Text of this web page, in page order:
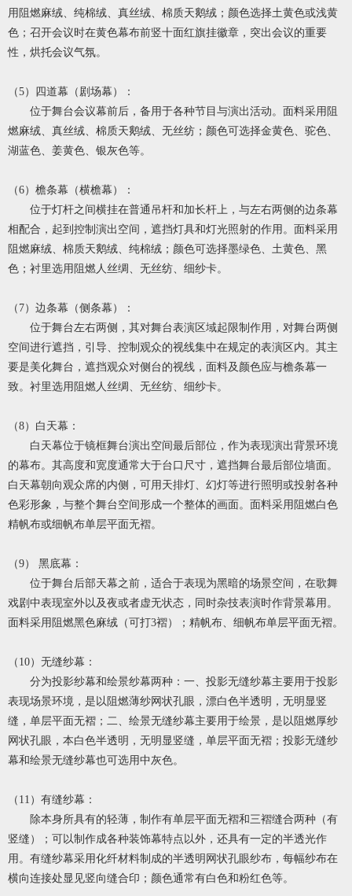
用阻燃麻绒、纯棉绒、真丝绒、棉质天鹅绒；颜色选择土黄色或浅黄
色；召开会议时在黄色幕布前竖十面红旗挂徽章，突出会议的重要
性，烘托会议气氛。
（5）四道幕（剧场幕）：
位于舞台会议幕前后，备用于各种节目与演出活动。面料采用阻
燃麻绒、真丝绒、棉质天鹅绒、无丝纺；颜色可选择金黄色、驼色、
湖蓝色、姜黄色、银灰色等。
（6）檐条幕（横檐幕）：
位于灯杆之间横挂在普通吊杆和加长杆上，与左右两侧的边条幕
相配合，起到控制演出空间，遮挡灯具和灯光照射的作用。面料采用
阻燃麻绒、棉质天鹅绒、纯棉绒；颜色可选择墨绿色、土黄色、黑
色；衬里选用阻燃人丝绸、无丝纺、细纱卡。
（7）边条幕（侧条幕）：
位于舞台左右两侧，其对舞台表演区域起限制作用，对舞台两侧
空间进行遮挡，引导、控制观众的视线集中在规定的表演区内。其主
要是美化舞台，遮挡观众对侧台的视线，面料及颜色应与檐条幕一
致。衬里选用阻燃人丝绸、无丝纺、细纱卡。
（8）白天幕：
白天幕位于镜框舞台演出空间最后部位，作为表现演出背景环境
的幕布。其高度和宽度通常大于台口尺寸，遮挡舞台最后部位墙面。
白天幕朝向观众席的内侧，可用天排灯、幻灯等进行照明或投射各种
色彩形象，与整个舞台空间形成一个整体的画面。面料采用阻燃白色
精帆布或细帆布单层平面无褶。
（9） 黑底幕：
位于舞台后部天幕之前，适合于表现为黑暗的场景空间，在歌舞
戏剧中表现室外以及夜或者虚无状态，同时杂技表演时作背景幕用。
面料采用阻燃黑色麻绒（可打3褶）；精帆布、细帆布单层平面无褶。
（10）无缝纱幕：
分为投影纱幕和绘景纱幕两种：一、投影无缝纱幕主要用于投影
表现场景环境，是以阻燃薄纱网状孔眼，漂白色半透明，无明显竖
缝，单层平面无褶；二、绘景无缝纱幕主要用于绘景，是以阻燃厚纱
网状孔眼，本白色半透明，无明显竖缝，单层平面无褶；投影无缝纱
幕和绘景无缝纱幕也可选用中灰色。
（11）有缝纱幕：
除本身所具有的轻薄，制作有单层平面无褶和三褶缝合两种（有
竖缝）；可以制作成各种装饰幕特点以外，还具有一定的半透光作
用。有缝纱幕采用化纤材料制成的半透明网状孔眼纱布，每幅纱布在
横向连接处显见竖向缝合印；颜色通常有白色和粉红色等。